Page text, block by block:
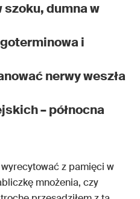
szoku, dumna w
i
nerwy weszła
– północna
wyrecytować z pamięci w
mnożenia, czy